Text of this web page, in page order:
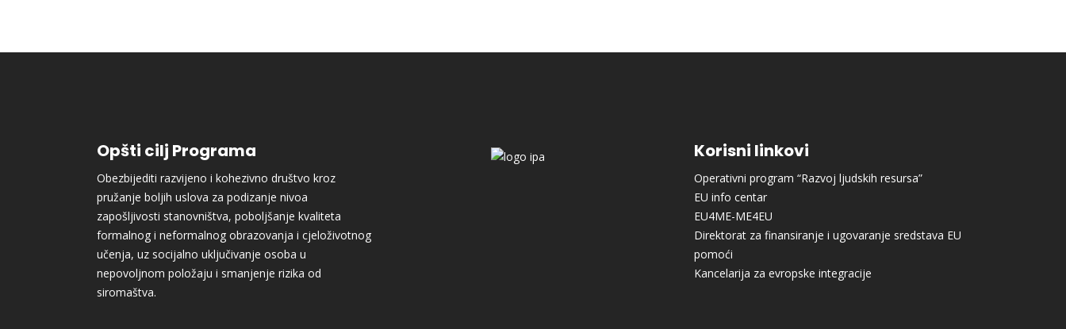
Opšti cilj Programa
Obezbijediti razvijeno i kohezivno društvo kroz
pružanje boljih uslova za podizanje nivoa
zapošljivosti stanovništva, poboljšanje kvaliteta
formalnog i neformalnog obrazovanja i cjeloživotnog
učenja, uz socijalno uključivanje osoba u
nepovoljnom položaju i smanjenje rizika od
siromaštva.
Korisni linkovi
Operativni program “Razvoj ljudskih resursa”
EU info centar
EU4ME-ME4EU
Direktorat za finansiranje i ugovaranje sredstava EU
pomoći
Kancelarija za evropske integracije